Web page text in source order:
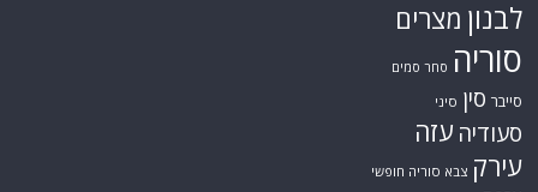
מצרים
סחר סמים
סין סיני
עזה
צבא סוריה חופשי